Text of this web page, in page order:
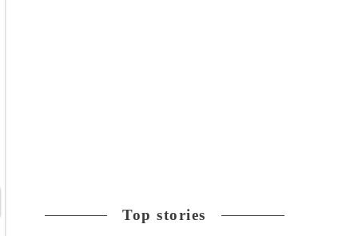
Top stories